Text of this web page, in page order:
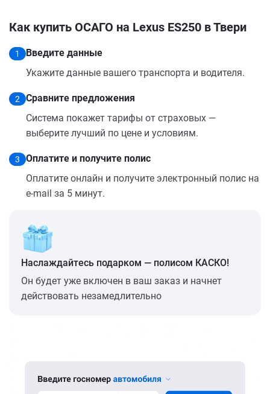
Как купить ОСАГО на Lexus ES250 в Твери
1
Введите данные
Укажите данные вашего транспорта и водителя.
2
Сравните предложения
Система покажет тарифы от страховых —
выберите лучший по цене и условиям.
3
Оплатите и получите полис
Оплатите онлайн и получите электронный полис на
e-mail за 5 минут.
Наслаждайтесь подарком — полисом КАСКО!
Он будет уже включен в ваш заказ и начнет
действовать незамедлительно